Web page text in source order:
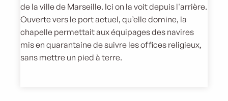
de la ville de Marseille. Ici on la voit depuis l'arrière.
Ouverte vers le port actuel, qu’elle domine, la
chapelle permettait aux équipages des navires
mis en quarantaine de suivre les offices religieux,
sans mettre un pied à terre.